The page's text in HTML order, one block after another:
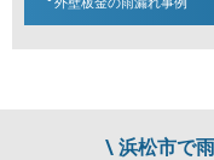
\ 浜松市で